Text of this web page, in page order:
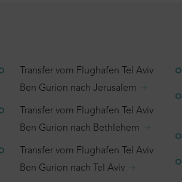
Transfer vom Flughafen Tel Aviv
Ben Gurion nach Jerusalem
Transfer vom Flughafen Tel Aviv
Ben Gurion nach Bethlehem
Transfer vom Flughafen Tel Aviv
Ben Gurion nach Tel Aviv